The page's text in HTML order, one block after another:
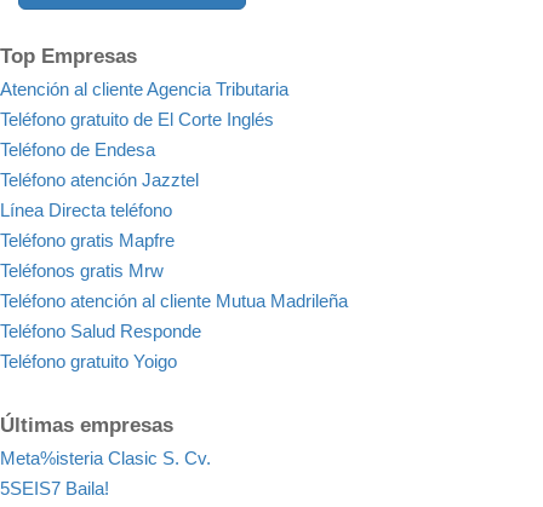
Top Empresas
Atención al cliente Agencia Tributaria
Teléfono gratuito de El Corte Inglés
Teléfono de Endesa
Teléfono atención Jazztel
Línea Directa teléfono
Teléfono gratis Mapfre
Teléfonos gratis Mrw
Teléfono atención al cliente Mutua Madrileña
Teléfono Salud Responde
Teléfono gratuito Yoigo
Últimas empresas
Meta%isteria Clasic S. Cv.
5SEIS7 Baila!